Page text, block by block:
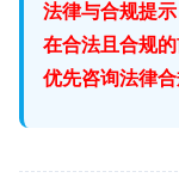
法律与合规提
在合法且合规
优先咨询法律合